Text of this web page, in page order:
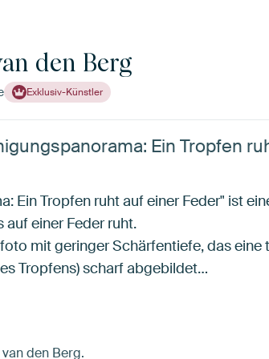
den Berg
Exklusiv-Künstler
Ein Tropfen
Ein Tropfen ruht auf einer Feder" ist
auf einer Feder ruht.
mit geringer Schärfentiefe, das
Tropfens) scharf abgebildet…
den Berg.